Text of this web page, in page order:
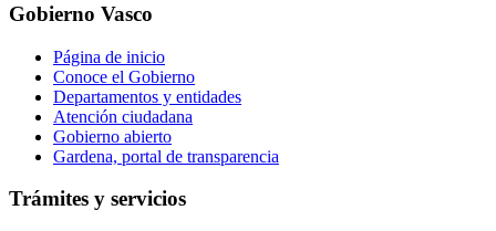
Gobierno Vasco
Página de inicio
Conoce el Gobierno
Departamentos y entidades
Atención ciudadana
Gobierno abierto
Gardena, portal de transparencia
Trámites y servicios